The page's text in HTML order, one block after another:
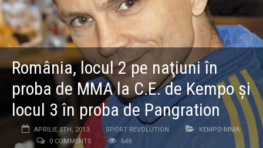
România, locul 2 pe naţiuni în
proba de MMA la C.E. de Kempo şi
locul 3 în proba de Pangration
APRILIE 5TH, 2013 SPORT REVOLUTION
KEMPO-MMA
0 COMMENTS
648